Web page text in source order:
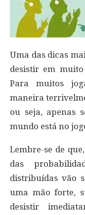
Uma das dicas
desistir em
Para muitos
maneira
ou seja, apenas
mundo está no
Lembre-se de
das
distribuídas vão
uma mão forte,
desistir